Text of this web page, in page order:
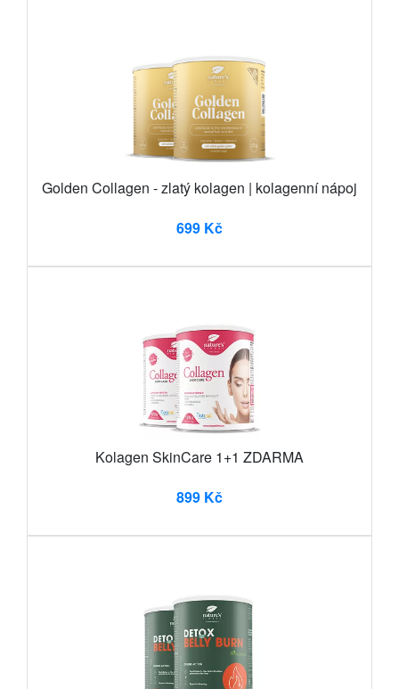
Golden Collagen - zlatý kolagen | kolagenní nápoj
699 Kč
Kolagen SkinCare 1+1 ZDARMA
899 Kč